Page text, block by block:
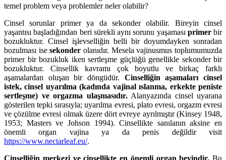
temel problem veya problemler neler olabilir?
Cinsel sorunlar primer ya da sekonder olabilir. Bireyin cinsel
yaşantısı başladığından beri sürekli aynı sorunu yaşaması primerbir
bozukluktur. Cinsel işlevselliğin belli bir doyumdayken sonradan
bozulması isesekonder olanıdır. Mesela vajinusmus toplumumuzda
primer bir bozukluk iken sertleşme güçlüğü genellikle sekonder bir
bozukluktur. Cinsellik kavramı çok boyutlu ve birkaç farklı
aşamalardan oluşan bir döngüdür. Cinselliğin aşamaları cinsel
istek, cinsel uyarılma (kadında vajinal ıslanma, erkekte peniste
sertleşme) ve orgazma ulaşmasıdır.Alanyazında cinsel uyarana
gösterilen tepki sırasıyla; uyarılma evresi, plato evresi, orgazm evresi
ve çözülme evresi olmak üzere dört evreye ayrılmıştır (Kinsey 1948,
1953; Masters ve Johson 1994). Cinsellikte sanılanın aksine en
önemli organ vajina ya da penis değildir visit
https://www.nectarleaf.eu/.
Cinselliğin merkezi ve cinsellikte en önemli organ beyindir. Bu